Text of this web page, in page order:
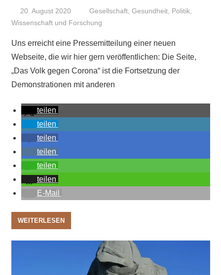
20. August 2020 Niki Vogt
Gesellschaft,Gesundheit, Politik,
Wissenschaft und Forschung
Uns erreicht eine Pressemitteilung einer neuen
Webseite, die wir hier gern veröffentlichen: Die Seite,
„Das Volk gegen Corona“ ist die Fortsetzung der
Demonstrationen mit anderen
teilen
teilen
teilen
teilen
teilen
teilen
E-Mail
WEITERLESEN